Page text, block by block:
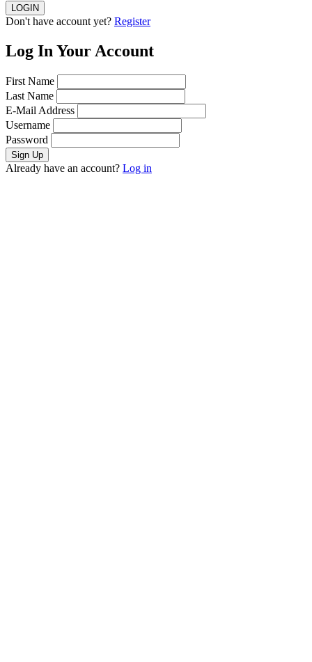
Don't have account yet? Register
Log In Your Account
First Name
Last Name
E-Mail Address
Username
Password
Already have an account? Log in